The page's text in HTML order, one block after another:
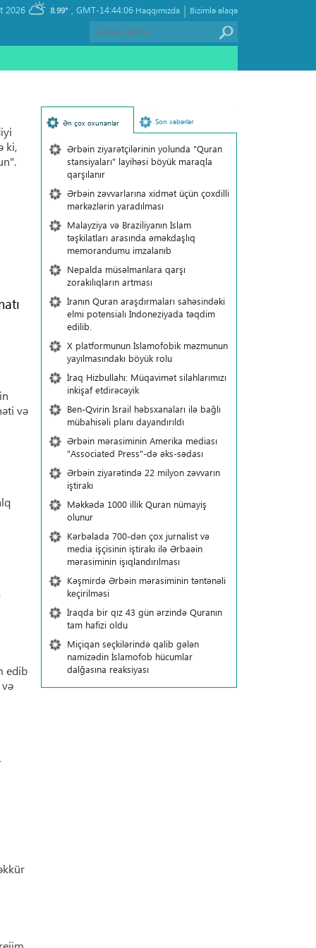
GMT-14:44:06
8.99° Bizimlə əlaqə
|
Haqqımızda
ki,
və
edib
Ən çox oxunanlar Son xəbərlər
Ərbəin ziyarətçilərinin yolunda "Quran
stansiyaları" layihəsi böyük maraqla
qarşılanır
Ərbəin zəvvarlarına xidmət üçün çoxdilli
mərkəzlərin yaradılması
Malayziya və Braziliyanın İslam
təşkilatları arasında əməkdaşlıq
memorandumu imzalanıb
Nepalda müsəlmanlara qarşı
zorakılıqların artması
İranın Quran araşdırmaları sahəsindəki
elmi potensialı İndoneziyada təqdim
edilib.
X platformunun İslamofobik məzmunun
yayılmasındakı böyük rolu
İraq Hizbullahı: Müqavimət silahlarımızı
inkişaf etdirəcəyik
Ben-Qvirin İsrail həbsxanaları ilə bağlı
mübahisəli planı dayandırıldı
Ərbəin mərasiminin Amerika mediası
"Associated Press"-də əks-sədası
Ərbəin ziyarətində 22 milyon zəvvarın
iştirakı
Məkkədə 1000 illik Quran nümayiş
olunur
Kərbəlada 700-dən çox jurnalist və
media işçisinin iştirakı ilə Ərbaəin
mərasiminin işıqlandırılması
Kəşmirdə Ərbəin mərasiminin təntənəli
keçirilməsi
İraqda bir qız 43 gün ərzində Quranın
tam hafizi oldu
Miçiqan seçkilərində qalib gələn
namizədin İslamofob hücumlar
dalğasına reaksiyası